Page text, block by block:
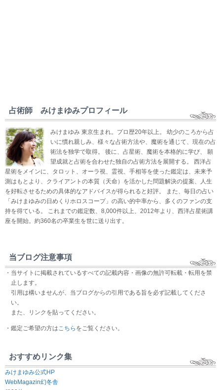
占術師 みけまゆみプロフィール
みけまゆみ 東京生まれ。プロ歴20年以上。 幼少のころから占
いに慣れ親しみ、様々な占術方法や、魔術を通じて、現在の占
術法を独学で取得。 後に、占星術、魔術を本格的に学び、 願
望成就と占術を合わせた独自の占術方法を展開する。 西洋占
星術をメインに、タロット、オーラ視、霊視、手相等を使った鑑定は、未来予
測はもとより、クライアントの本質（天命）を活かした問題解決の提案、人生
を好転させるための具体的なアドバイスが得られると好評。 また、毎日の占い
「みけまゆみの日めくりホロスコープ」の高い的中率から、多くのファンの支
持を得ている。 これまでの鑑定数、8,000件以上、2012年より、西洋占星術講
座を開始。約360名の卒業生を世に送り出す。
当ブログ注意事項
・当サイトに掲載されているすべての記載内容・画像の無許可転載・転用を禁
止します。
引用は構いませんが、当ブログからの引用である旨を必ず記載してくださ
い。
また、リンクを貼ってください。
・鑑定ご希望の方はこちら をご覧ください。
おすすめリンク集
みけまゆみ公式HP
WebMagazin幻冬舎